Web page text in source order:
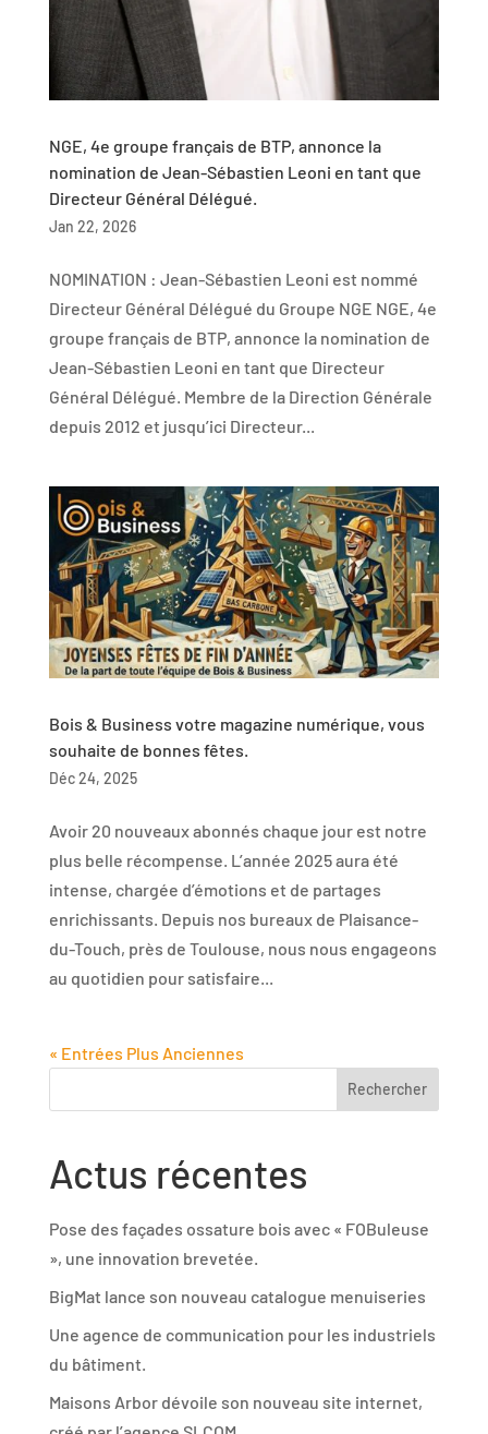
NGE, 4e groupe français de BTP, annonce la
nomination de Jean-Sébastien Leoni en tant que
Directeur Général Délégué.
Jan 22, 2026
NOMINATION : Jean-Sébastien Leoni est nommé
Directeur Général Délégué du Groupe NGE NGE, 4e
groupe français de BTP, annonce la nomination de
Jean-Sébastien Leoni en tant que Directeur
Général Délégué. Membre de la Direction Générale
depuis 2012 et jusqu’ici Directeur...
Bois & Business votre magazine numérique, vous
souhaite de bonnes fêtes.
Déc 24, 2025
Avoir 20 nouveaux abonnés chaque jour est notre
plus belle récompense. L’année 2025 aura été
intense, chargée d’émotions et de partages
enrichissants. Depuis nos bureaux de Plaisance-
du-Touch, près de Toulouse, nous nous engageons
au quotidien pour satisfaire...
« Entrées Plus Anciennes
Rechercher
Actus récentes
Pose des façades ossature bois avec « FOBuleuse
», une innovation brevetée.
BigMat lance son nouveau catalogue menuiseries
Une agence de communication pour les industriels
du bâtiment.
Maisons Arbor dévoile son nouveau site internet,